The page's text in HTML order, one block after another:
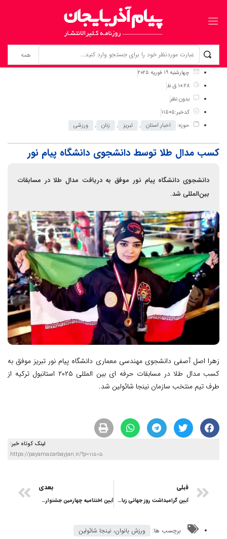
برگ نخست نوشته‌ها
کسب مدال طلا توسط دانشجوی دانشگاه پیام نور
چهارشنبه 19 فوریه 2025
10:28 ق.ظ
بدون نظر
کدخبر:11505
حوزه:
اخبار استان , تبریز , زنان , ورزشی
کسب مدال طلا توسط دانشجوی دانشگاه پیام نور
دانشجوی دانشگاه پیام نور موفق به دریافت مدال طلا در مسابقات
بین‌المللی شد.
زهرا اصل آصفی دانشجوی مهندسی معماری دانشگاه پیام نور تبریز موفق به
کسب مدال طلا در مسابقات حرفه اى بين المللى ٢٠٢٥ استانبول تركيه از
طرف تيم منتخب سازمان نينجا شائولين شد.
لینک کوتاه خبر:
https://payamazarbayjan.ir/?p=11505
قبلی
آیین گرامیداشت روز جهانی زبان مادری
بعدی
آیین اختتامیه چهارمین جشنواره موسیقی فجر آذربایجان‌شرقی برگزار شد
برچسب ها: ورزش بانوان، نینجا شائولین